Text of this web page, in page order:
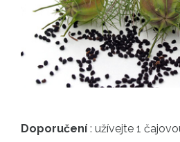
Doporučení : užívejte 1